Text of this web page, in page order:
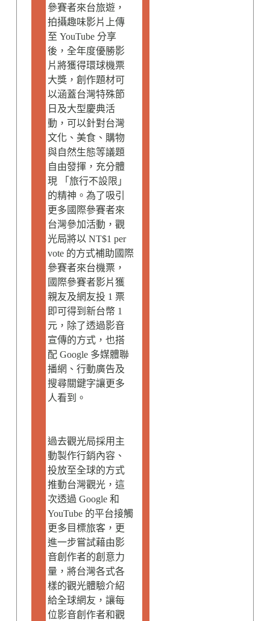
參賽者來台旅遊，
拍攝趣味影片上傳
至 YouTube 分享
後，全年度優勝影
片將獲得環球機票
大獎，創作題材可
以涵蓋台灣特殊節
日及大型慶典活
動，可以針對台灣
文化、美食、購物
與自然生態等議題
自由發揮，充分體
現 「旅行不設限」
的精神。為了吸引
更多國際參賽者來
台灣參加活動，觀
光局將以 NT$1 per
vote 的方式補助國際
參賽者來台機票，
國際參賽者影片獲
親友及網友投 1 票
即可得到新台幣 1
元，除了透過影音
宣傳的方式，也搭
配 Google 多媒體聯
播網、行動廣告及
搜尋關鍵字讓更多
人看到。
過去觀光局採用主
動製作行銷內容、
投放至全球的方式
推動台灣觀光，這
次透過 Google 和
YouTube 的平台接觸
更多目標旅客，更
進一步嘗試藉由影
音創作者的創意力
量，將台灣各式各
樣的觀光體驗介紹
給全球網友，讓每
位影音創作者和觀